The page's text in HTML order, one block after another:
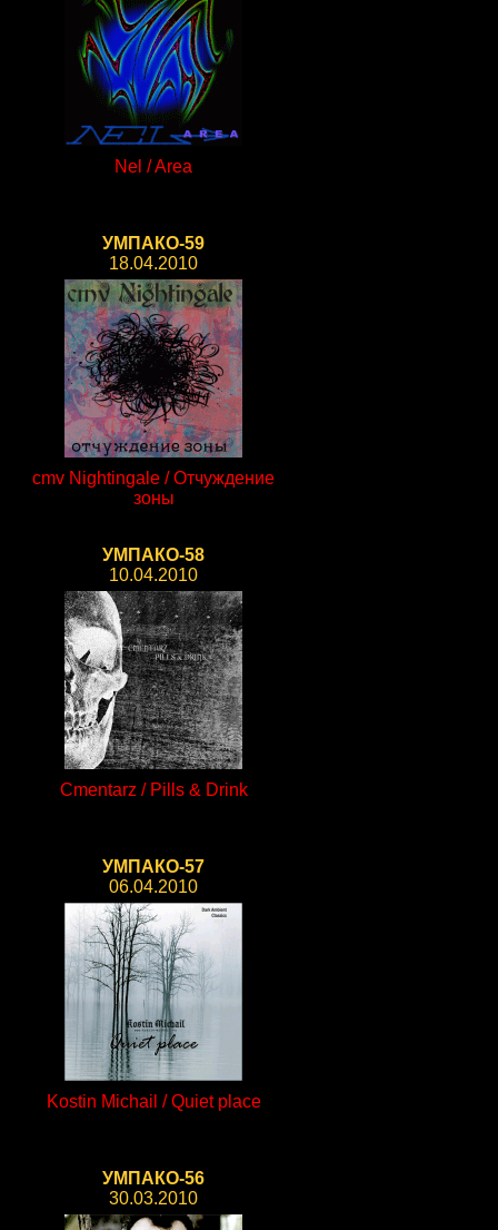
Nel / Area
УМПАКО-59
18.04.2010
cmv Nightingale / Отчуждение
зоны
УМПАКО-58
10.04.2010
Cmentarz / Pills & Drink
УМПАКО-57
06.04.2010
Kostin Michail / Quiet place
УМПАКО-56
30.03.2010